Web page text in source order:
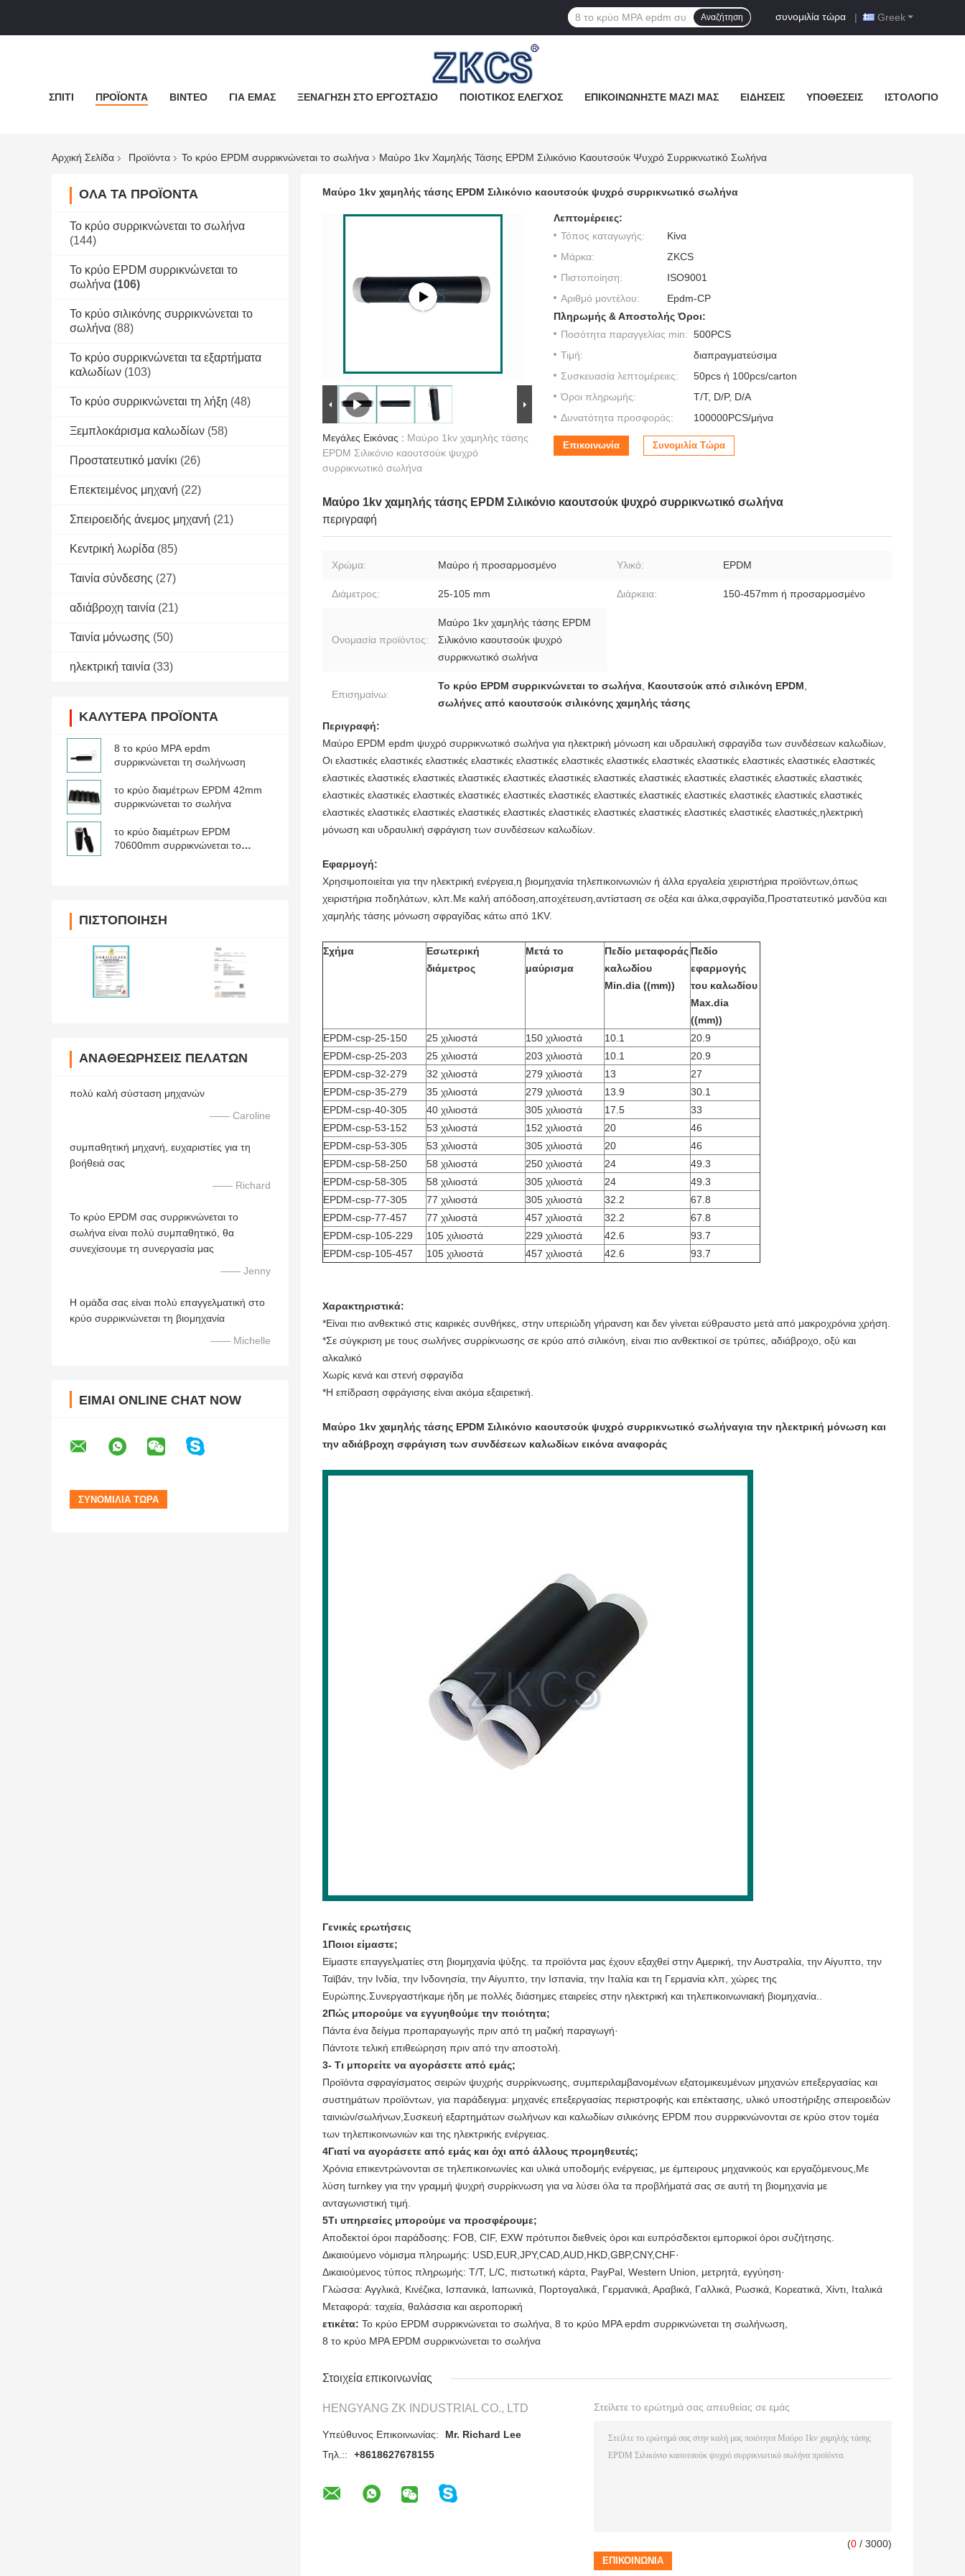
Greek
συνομιλία τώρα |
Αναζήτηση
ΣΠΊΤΙ ΠΡΟΪΌΝΤΑ ΒΊΝΤΕΟ ΓΙΑ ΕΜΆΣ ΞΕΝΆΓΗΣΗ ΣΤΟ ΕΡΓΟΣΤΆΣΙΟ ΠΟΙΟΤΙΚΌΣ ΈΛΕΓΧΟΣ ΕΠΙΚΟΙΝΩΝΉΣΤΕ ΜΑΖΊ ΜΑΣ ΕΙΔΉΣΕΙΣ ΥΠΟΘΈΣΕΙΣ ΙΣΤΟΛΌΓΙΟ
Αρχική Σελίδα Προϊόντα Το κρύο EPDM συρρικνώνεται το σωλήνα Μαύρο 1kv Χαμηλής Τάσης EPDM Σιλικόνιο Καουτσούκ Ψυχρό Συρρικνωτικό Σωλήνα
ΌΛΑ ΤΑ ΠΡΟΪΌΝΤΑ
Το κρύο συρρικνώνεται το σωλήνα
(144)
Το κρύο EPDM συρρικνώνεται το
σωλήνα (106)
Το κρύο σιλικόνης συρρικνώνεται το
σωλήνα (88)
Το κρύο συρρικνώνεται τα εξαρτήματα
καλωδίων (103)
Το κρύο συρρικνώνεται τη λήξη (48)
Ξεμπλοκάρισμα καλωδίων (58)
Προστατευτικό μανίκι (26)
Επεκτειμένος μηχανή (22)
Σπειροειδής άνεμος μηχανή (21)
Κεντρική λωρίδα (85)
Ταινία σύνδεσης (27)
αδιάβροχη ταινία (21)
Ταινία μόνωσης (50)
ηλεκτρική ταινία (33)
ΚΑΛΎΤΕΡΑ ΠΡΟΪΌΝΤΑ
8 το κρύο MPA epdm
συρρικνώνεται τη σωλήνωση
το κρύο διαμέτρων EPDM 42mm
συρρικνώνεται το σωλήνα
το κρύο διαμέτρων EPDM
70600mm συρρικνώνεται το
ΠΙΣΤΟΠΟΊΗΣΗ
ΑΝΑΘΕΩΡΉΣΕΙΣ ΠΕΛΑΤΏΝ
πολύ καλή σύσταση μηχανών
—— Caroline
συμπαθητική μηχανή, ευχαριστίες για τη
βοήθειά σας
—— Richard
Το κρύο EPDM σας συρρικνώνεται το
σωλήνα είναι πολύ συμπαθητικό, θα
συνεχίσουμε τη συνεργασία μας
—— Jenny
Η ομάδα σας είναι πολύ επαγγελματική στο
κρύο συρρικνώνεται τη βιομηχανία
—— Michelle
ΕΊΜΑΙ ONLINE CHAT NOW
Μαύρο 1kv χαμηλής τάσης EPDM Σιλικόνιο καουτσούκ ψυχρό συρρικνωτικό σωλήνα
Μεγάλες Εικόνας : Μαύρο 1kv χαμηλής τάσης
EPDM Σιλικόνιο καουτσούκ ψυχρό
συρρικνωτικό σωλήνα
Λεπτομέρειες:
Τόπος καταγωγής:
Κίνα
Μάρκα:
ZKCS
Πιστοποίηση:
ISO9001
Αριθμό μοντέλου:
Epdm-CP
Πληρωμής & Αποστολής Όροι:
Ποσότητα παραγγελίας min: 500PCS
Τιμή:
διαπραγματεύσιμα
Συσκευασία λεπτομέρειες:
50pcs ή 100pcs/carton
Όροι πληρωμής:
T/T, D/P, D/A
Δυνατότητα προσφοράς:
100000PCS/μήνα
Επικοινωνία Συνομιλία Τώρα
Μαύρο 1kv χαμηλής τάσης EPDM Σιλικόνιο καουτσούκ ψυχρό συρρικνωτικό σωλήνα
περιγραφή
Χρώμα: Μαύρο ή προσαρμοσμένο Υλικό: EPDM
Διάμετρος: 25-105 mm Διάρκεια: 150-457mm ή προσαρμοσμένο
Ονομασία προϊόντος:
Μαύρο 1kv χαμηλής τάσης EPDM
Σιλικόνιο καουτσούκ ψυχρό
συρρικνωτικό σωλήνα
Επισημαίνω:
Το κρύο EPDM συρρικνώνεται το σωλήνα, Καουτσούκ από σιλικόνη EPDM,
σωλήνες από καουτσούκ σιλικόνης χαμηλής τάσης
Περιγραφή:
Μαύρο EPDM epdm ψυχρό συρρικνωτικό σωλήνα για ηλεκτρική μόνωση και υδραυλική σφραγίδα των συνδέσεων καλωδίων,
Οι ελαστικές ελαστικές ελαστικές ελαστικές ελαστικές ελαστικές ελαστικές ελαστικές ελαστικές ελαστικές ελαστικές ελαστικές
ελαστικές ελαστικές ελαστικές ελαστικές ελαστικές ελαστικές ελαστικές ελαστικές ελαστικές ελαστικές ελαστικές ελαστικές
ελαστικές ελαστικές ελαστικές ελαστικές ελαστικές ελαστικές ελαστικές ελαστικές ελαστικές ελαστικές ελαστικές ελαστικές
ελαστικές ελαστικές ελαστικές ελαστικές ελαστικές ελαστικές ελαστικές ελαστικές ελαστικές ελαστικές ελαστικές,ηλεκτρική
μόνωση και υδραυλική σφράγιση των συνδέσεων καλωδίων.
Εφαρμογή:
Χρησιμοποιείται για την ηλεκτρική ενέργεια,η βιομηχανία τηλεπικοινωνιών ή άλλα εργαλεία χειριστήρια προϊόντων,όπως
χειριστήρια ποδηλάτων, κλπ.Με καλή απόδοση,αποχέτευση,αντίσταση σε οξέα και άλκα,σφραγίδα,Προστατευτικό μανδύα και
χαμηλής τάσης μόνωση σφραγίδας κάτω από 1KV.
Σχήμα
Εσωτερική
διάμετρος
Μετά το
μαύρισμα
Πεδίο μεταφοράς
καλωδίου
Min.dia ((mm))
Πεδίο
εφαρμογής
του καλωδίου
Max.dia
((mm))
EPDM-csp-25-150
25 χιλιοστά 150 χιλιοστά 10.1
20.9
EPDM-csp-25-203
25 χιλιοστά 203 χιλιοστά 10.1
20.9
EPDM-csp-32-279
32 χιλιοστά 279 χιλιοστά 13
27
EPDM-csp-35-279
35 χιλιοστά 279 χιλιοστά 13.9
30.1
EPDM-csp-40-305
40 χιλιοστά 305 χιλιοστά 17.5
33
EPDM-csp-53-152
53 χιλιοστά 152 χιλιοστά 20
46
EPDM-csp-53-305
53 χιλιοστά 305 χιλιοστά 20
46
EPDM-csp-58-250
58 χιλιοστά 250 χιλιοστά 24
49.3
EPDM-csp-58-305
58 χιλιοστά 305 χιλιοστά 24
49.3
EPDM-csp-77-305
77 χιλιοστά 305 χιλιοστά 32.2
67.8
EPDM-csp-77-457
77 χιλιοστά 457 χιλιοστά 32.2
67.8
EPDM-csp-105-229
105 χιλιοστά 229 χιλιοστά 42.6
93.7
EPDM-csp-105-457
105 χιλιοστά 457 χιλιοστά 42.6 93.7
Χαρακτηριστικά:
*Είναι πιο ανθεκτικό στις καιρικές συνθήκες, στην υπεριώδη γήρανση και δεν γίνεται εύθραυστο μετά από μακροχρόνια χρήση.
*Σε σύγκριση με τους σωλήνες συρρίκνωσης σε κρύο από σιλικόνη, είναι πιο ανθεκτικοί σε τρύπες, αδιάβροχο, οξύ και
αλκαλικό
Χωρίς κενά και στενή σφραγίδα
*Η επίδραση σφράγισης είναι ακόμα εξαιρετική.
Μαύρο 1kv χαμηλής τάσης EPDM Σιλικόνιο καουτσούκ ψυχρό συρρικνωτικό σωλήναγια την ηλεκτρική μόνωση και
την αδιάβροχη σφράγιση των συνδέσεων καλωδίων εικόνα αναφοράς
Γενικές ερωτήσεις
1Ποιοι είμαστε;
Είμαστε επαγγελματίες στη βιομηχανία ψύξης. τα προϊόντα μας έχουν εξαχθεί στην Αμερική, την Αυστραλία, την Αίγυπτο, την
Ταϊβάν, την Ινδία, την Ινδονησία, την Αίγυπτο, την Ισπανία, την Ιταλία και τη Γερμανία κλπ, χώρες της
Ευρώπης.Συνεργαστήκαμε ήδη με πολλές διάσημες εταιρείες στην ηλεκτρική και τηλεπικοινωνιακή βιομηχανία..
2Πώς μπορούμε να εγγυηθούμε την ποιότητα;
Πάντα ένα δείγμα προπαραγωγής πριν από τη μαζική παραγωγή·
Πάντοτε τελική επιθεώρηση πριν από την αποστολή.
3- Τι μπορείτε να αγοράσετε από εμάς;
Προϊόντα σφραγίσματος σειρών ψυχρής συρρίκνωσης, συμπεριλαμβανομένων εξατομικευμένων μηχανών επεξεργασίας και
συστημάτων προϊόντων, για παράδειγμα: μηχανές επεξεργασίας περιστροφής και επέκτασης, υλικό υποστήριξης σπειροειδών
ταινιών/σωλήνων,Συσκευή εξαρτημάτων σωλήνων και καλωδίων σιλικόνης EPDM που συρρικνώνονται σε κρύο στον τομέα
των τηλεπικοινωνιών και της ηλεκτρικής ενέργειας.
4Γιατί να αγοράσετε από εμάς και όχι από άλλους προμηθευτές;
Χρόνια επικεντρώνονται σε τηλεπικοινωνίες και υλικά υποδομής ενέργειας, με έμπειρους μηχανικούς και εργαζόμενους,Με
λύση turnkey για την γραμμή ψυχρή συρρίκνωση για να λύσει όλα τα προβλήματά σας σε αυτή τη βιομηχανία με
ανταγωνιστική τιμή.
5Τι υπηρεσίες μπορούμε να προσφέρουμε;
Αποδεκτοί όροι παράδοσης: FOB, CIF, EXW πρότυποι διεθνείς όροι και ευπρόσδεκτοι εμπορικοί όροι συζήτησης.
Δικαιούμενο νόμισμα πληρωμής: USD,EUR,JPY,CAD,AUD,HKD,GBP,CNY,CHF·
Δικαιούμενος τύπος πληρωμής: T/T, L/C, πιστωτική κάρτα, PayPal, Western Union, μετρητά, εγγύηση·
Γλώσσα: Αγγλικά, Κινέζικα, Ισπανικά, Ιαπωνικά, Πορτογαλικά, Γερμανικά, Αραβικά, Γαλλικά, Ρωσικά, Κορεατικά, Χίντι, Ιταλικά
Μεταφορά: ταχεία, θαλάσσια και αεροπορική
ετικέτα: Το κρύο EPDM συρρικνώνεται το σωλήνα, 8 το κρύο MPA epdm συρρικνώνεται τη σωλήνωση,
8 το κρύο MPA EPDM συρρικνώνεται το σωλήνα
Στοιχεία επικοινωνίας
HENGYANG ZK INDUSTRIAL CO., LTD
Υπεύθυνος Επικοινωνίας:
Mr. Richard Lee
Τηλ.::
+8618627678155
Στείλετε το ερώτημά σας απευθείας σε εμάς
(0 / 3000)